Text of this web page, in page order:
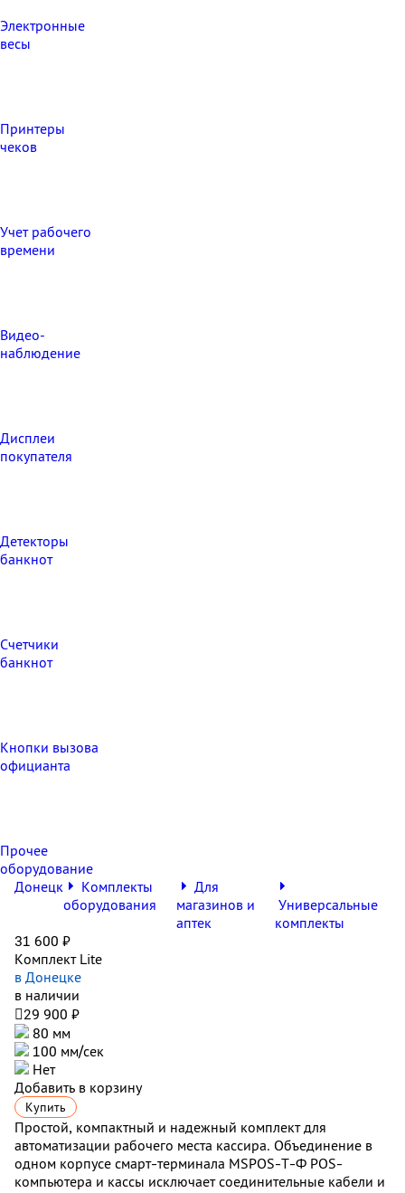
Электронные
весы
Принтеры
чеков
Учет рабочего
времени
Видео‑
наблюдение
Дисплеи
покупателя
Детекторы
банкнот
Счетчики
банкнот
Кнопки вызова
официанта
Прочее
оборудование
Донецк
Комплекты
оборудования
Для
магазинов и
аптек
Универсальные
комплекты
31 600 ₽
Комплект Lite
в Донецке
в наличии
29 900 ₽
80 мм
100 мм/сек
Нет
Добавить в корзину
Купить
Простой, компактный и надежный комплект для
автоматизации рабочего места кассира. Объединение в
одном корпусе смарт-терминала MSPOS-Т-Ф POS-
компьютера и кассы исключает соединительные кабели и